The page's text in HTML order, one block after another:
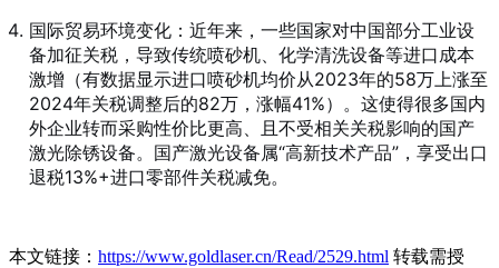
国际贸易环境变化：近年来，一些国家对中国部分工业设
备加征关税，导致传统喷砂机、化学清洗设备等进口成本
激增（有数据显示进口喷砂机均价从2023年的58万上涨至
2024年关税调整后的82万，涨幅41%）。这使得很多国内
外企业转而采购性价比更高、且不受相关关税影响的国产
激光除锈设备。国产激光设备属“高新技术产品”，享受出口
退税13%+进口零部件关税减免。
本文链接： https://www.goldlaser.cn/Read/2529.html 转载需授